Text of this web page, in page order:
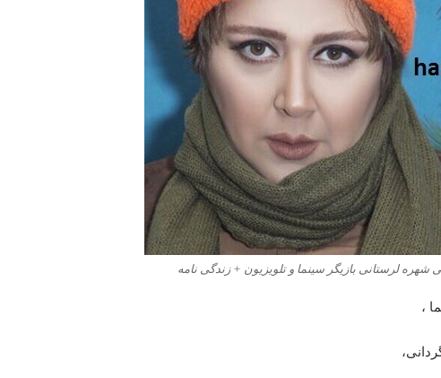
شهره لرستانی بازیگر سینما و تلویزیون + زندگی نامه
،